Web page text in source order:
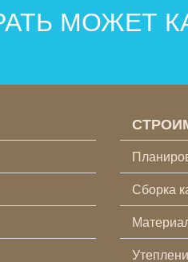
МОЖЕТ
Сборка